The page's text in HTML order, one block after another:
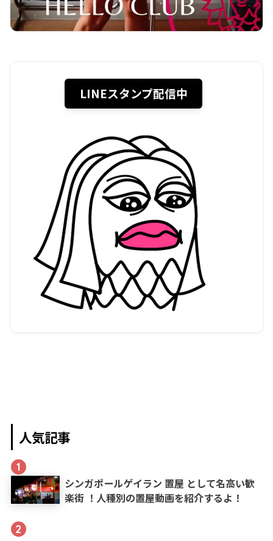
LINEスタンプ配信中
人気記事
1
シンガポールゲイラン 置屋 として名高い歓
楽街 ！人種別の置屋動画を紹介するよ！
2